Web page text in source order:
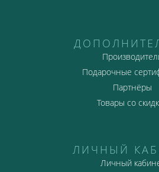
Подарочные
Партнёры
Товары со
ЛИЧНЫЙ
Личный